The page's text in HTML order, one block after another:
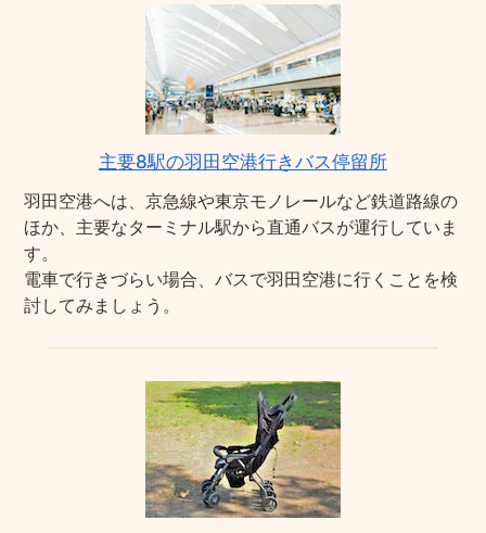
主要8駅の羽田空港行きバス停留所
羽田空港へは、京急線や東京モノレールなど鉄道路線の
ほか、主要なターミナル駅から直通バスが運行していま
す。
電車で行きづらい場合、バスで羽田空港に行くことを検
討してみましょう。